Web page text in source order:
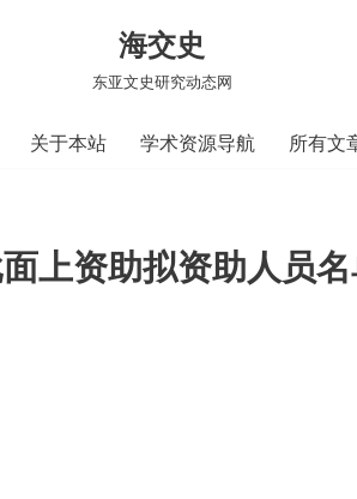
海交史
东亚文史研究动态网
关于本站 学术资源导航 所有文
上资助拟资助人员